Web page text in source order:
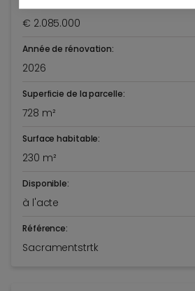
€ 2.085.000
Année de rénovation:
2026
Superficie de la parcelle:
728 m²
Surface habitable:
230 m²
Disponible:
à l'acte
Référence:
Sacramentstrtk